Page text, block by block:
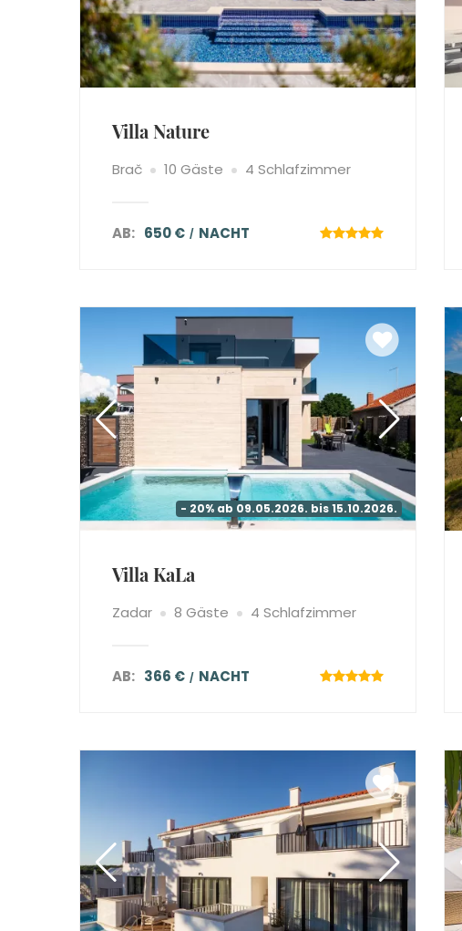
Villa Nature
Brač 10 Gäste 4 Schlafzimmer
AB: 650 € NACHT
- 20% ab 09.05.2026. bis 15.10.2026.
Villa KaLa
Zadar 8 Gäste 4 Schlafzimmer
AB: 366 € NACHT